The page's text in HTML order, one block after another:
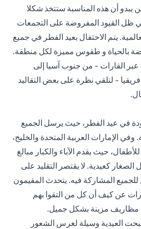
يبدو أن هذه المناسبة ستتخذ شكلا
في ظل القيود المفروضة على التجمعات
يتم الاحتفال بعيد الفطر في جميع
بالحياة و طقوس مميزة لكل منطقة.
عبر القارات - من جنوب آسيا إلى
- لنلقي نظرة على بعض التقاليد
في عيد الفطر، حيث يرسل الجميع
وفي الإمارات العربية المتحدة والخليج،
حيث يقدم الآباء والكبار مبالغ
كعيدية. لا يقتصر التقليد على
المشاركة فيه. يتحدث المقيمون
عن كيف أن كل من التقوا بهم
مظاريف مزينة بشكل جميل.
العيدية وسيلة لغرس الشعور